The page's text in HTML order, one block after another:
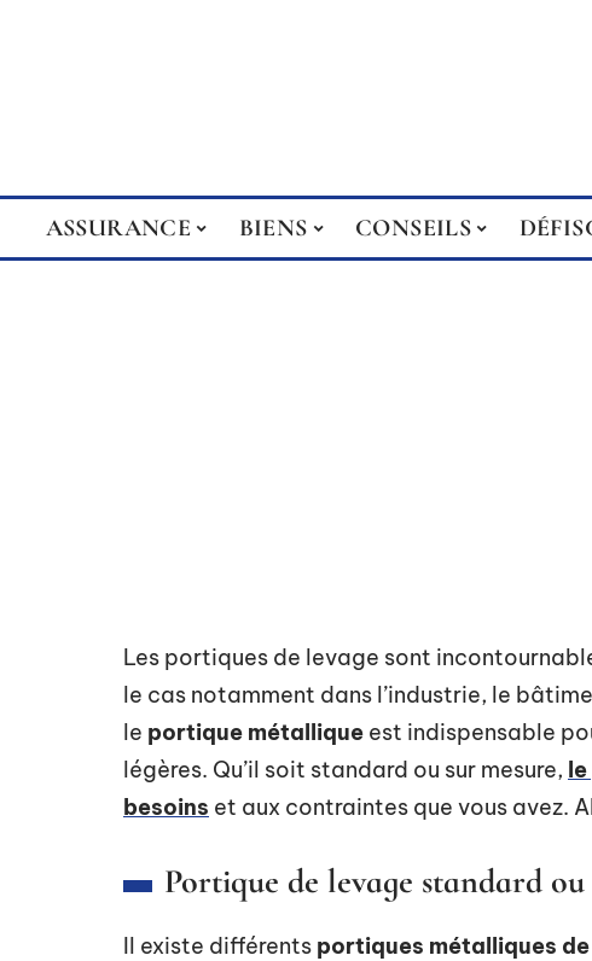
ASSURANCE BIENS CONSEILS
Les portiques de levage sont
le cas notamment dans l’industrie, le
le portique métallique est indispensable
légères. Qu’il soit standard ou sur mesure,
besoins et aux contraintes que vous avez.
Portique de levage standard ou
Il existe différents portiques métalliques